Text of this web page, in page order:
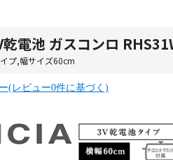
電池 ガスコンロ
プ,幅サイズ60cm
(レビュー0件に基づく)